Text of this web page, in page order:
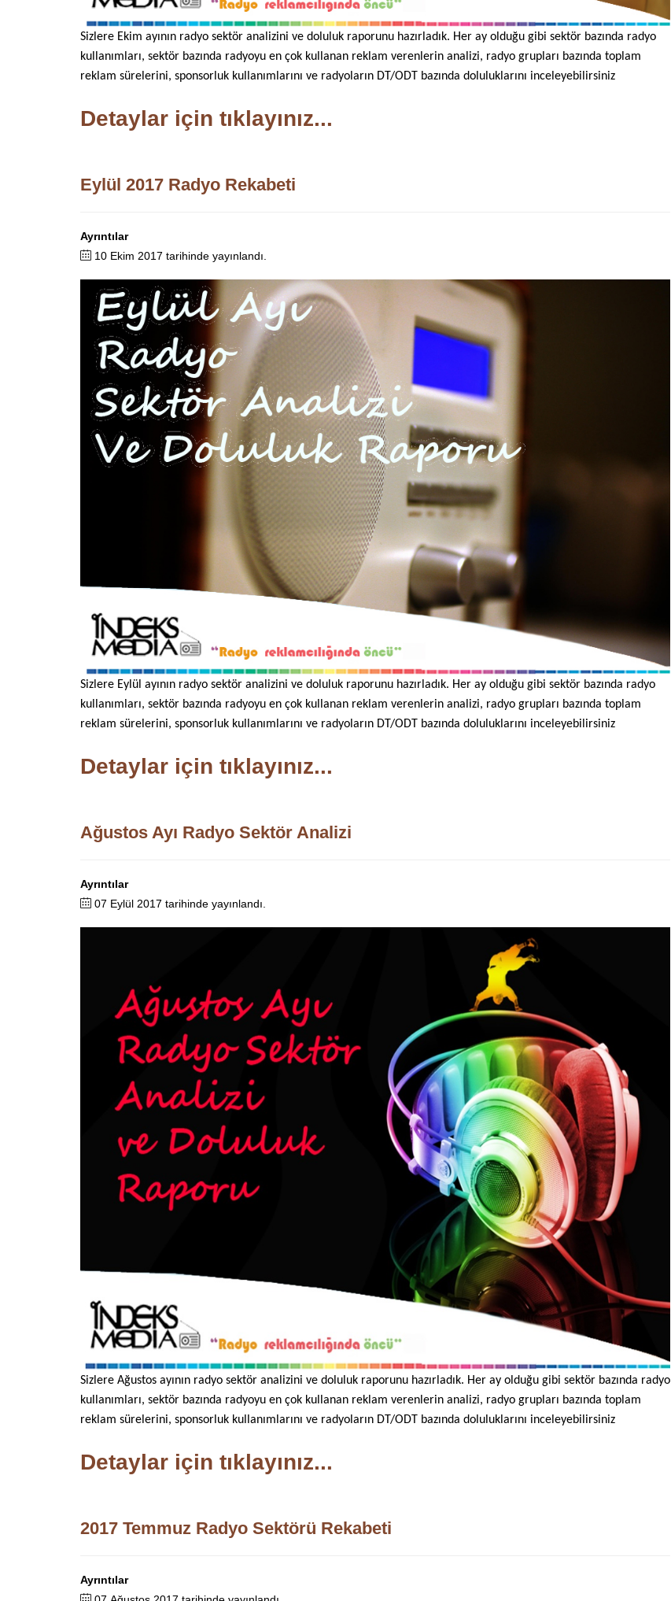
Sizlere Ekim ayının radyo sektör analizini ve doluluk raporunu hazırladık. Her ay olduğu gibi sektör bazında radyo
kullanımları, sektör bazında radyoyu en çok kullanan reklam verenlerin analizi, radyo grupları bazında toplam
reklam sürelerini, sponsorluk kullanımlarını ve radyoların DT/ODT bazında doluluklarını inceleyebilirsiniz
Detaylar için tıklayınız...
Eylül 2017 Radyo Rekabeti
Ayrıntılar
10 Ekim 2017 tarihinde yayınlandı.
Sizlere Eylül ayının radyo sektör analizini ve doluluk raporunu hazırladık. Her ay olduğu gibi sektör bazında radyo
kullanımları, sektör bazında radyoyu en çok kullanan reklam verenlerin analizi, radyo grupları bazında toplam
reklam sürelerini, sponsorluk kullanımlarını ve radyoların DT/ODT bazında doluluklarını inceleyebilirsiniz
Detaylar için tıklayınız...
Ağustos Ayı Radyo Sektör Analizi
Ayrıntılar
07 Eylül 2017 tarihinde yayınlandı.
Sizlere Ağustos ayının radyo sektör analizini ve doluluk raporunu hazırladık. Her ay olduğu gibi sektör bazında radyo
kullanımları, sektör bazında radyoyu en çok kullanan reklam verenlerin analizi, radyo grupları bazında toplam
reklam sürelerini, sponsorluk kullanımlarını ve radyoların DT/ODT bazında doluluklarını inceleyebilirsiniz
Detaylar için tıklayınız...
2017 Temmuz Radyo Sektörü Rekabeti
Ayrıntılar